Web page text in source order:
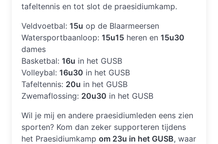
tafeltennis en tot slot de praesidiumkamp.
Veldvoetbal: 15u op de Blaarmeersen
Watersportbaanloop: 15u15 heren en 15u30
dames
Basketbal: 16u in het GUSB
Volleybal: 16u30 in het GUSB
Tafeltennis: 20u in het GUSB
Zwemaflossing: 20u30 in het GUSB
Wil je mij en andere praesidiumleden eens zien
sporten? Kom dan zeker supporteren tijdens
het Praesidiumkamp om 23u in het GUSB, waar